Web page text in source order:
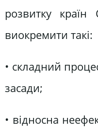
розвитку країн
виокремити такі:
• складний
засади;
• відносна